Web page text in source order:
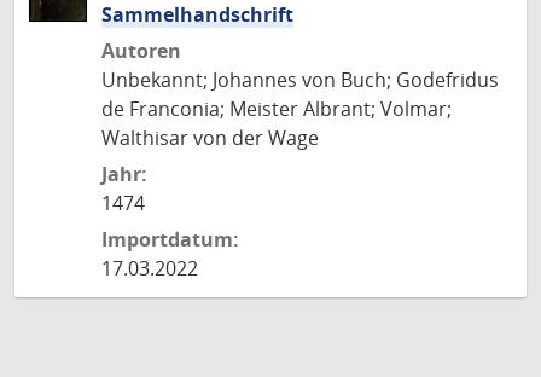
Sammelhandschrift
Autoren
Unbekannt; Johannes von Buch; Godefridus
de Franconia; Meister Albrant; Volmar;
Walthisar von der Wage
Jahr:
1474
Importdatum:
17.03.2022